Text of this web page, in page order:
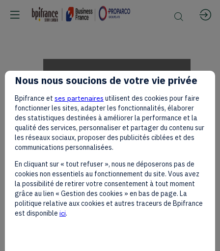
Dr.
James
Mworia,
Centum
Nous nous soucions de votre vie privée
Bpifrance et ses partenaires utilisent des cookies pour faire
fonctionner les sites, adapter les fonctionnalités, élaborer
des statistiques destinées à améliorer la performance et la
qualité des services, personnaliser et partager du contenu sur
les réseaux sociaux, proposer des publicités ciblées et des
communications personnalisées.
En cliquant sur « tout refuser », nous ne déposerons pas de
cookies non essentiels au fonctionnement du site. Vous avez
la possibilité de retirer votre consentement à tout moment
grâce au lien « Gestion des cookies » en bas de page. La
politique relative aux cookies et autres traceurs de Bpifrance
est disponible ici.